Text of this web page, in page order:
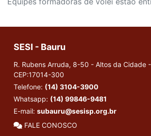
SESI - Bauru
R. Rubens Arruda, 8-50 - Altos da Cidade
CEP:17014-300
Telefone: (14) 3104-3900
Whatsapp: (14) 99846-9481
E-mail: subauru@sesisp.org.br
FALE CONOSCO